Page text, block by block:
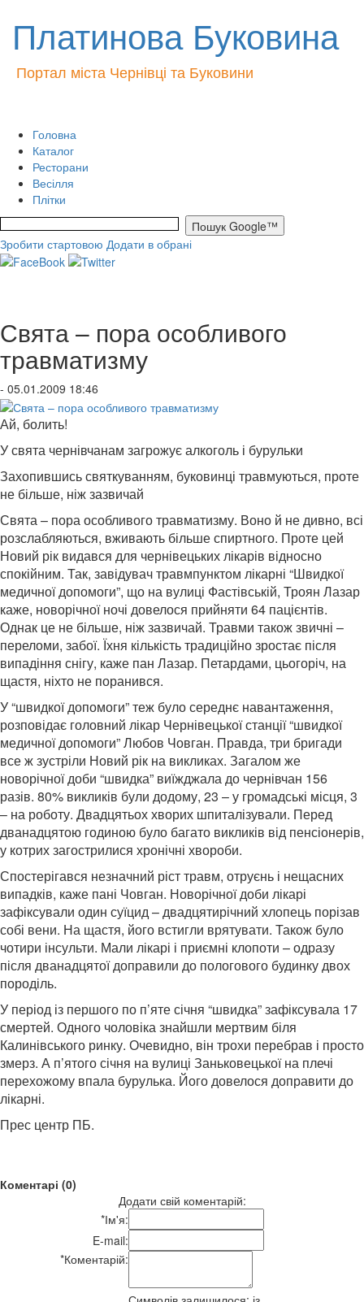
Платинова Буковина
Портал міста Чернівці та Буковини
Головна
Каталог
Ресторани
Весілля
Плітки
Зробити стартовою Додати в обрані
Свята – пора особливого
травматизму
- 05.01.2009 18:46
Ай, болить!
У свята чернівчанам загрожує алкоголь і бурульки
Захопившись святкуванням, буковинці травмуються, проте
не більше, ніж зазвичай
Свята – пора особливого травматизму. Воно й не дивно, всі
розслабляються, вживають більше спиртного. Проте цей
Новий рік видався для чернівецьких лікарів відносно
спокійним. Так, завідувач травмпунктом лікарні “Швидкої
медичної допомоги”, що на вулиці Фастівській, Троян Лазар
каже, новорічної ночі довелося прийняти 64 пацієнтів.
Однак це не більше, ніж зазвичай. Травми також звичні –
переломи, забої. Їхня кількість традиційно зростає після
випадіння снігу, каже пан Лазар. Петардами, цьогоріч, на
щастя, ніхто не поранився.
У “швидкої допомоги” теж було середнє навантаження,
розповідає головний лікар Чернівецької станції “швидкої
медичної допомоги” Любов Човган. Правда, три бригади
все ж зустріли Новий рік на викликах. Загалом же
новорічної доби “швидка” виїжджала до чернівчан 156
разів. 80% викликів були додому, 23 – у громадські місця, 3
– на роботу. Двадцятьох хворих шпиталізували. Перед
дванадцятою годиною було багато викликів від пенсіонерів,
у котрих загострилися хронічні хвороби.
Спостерігався незначний ріст травм, отруєнь і нещасних
випадків, каже пані Човган. Новорічної доби лікарі
зафіксували один суїцид – двадцятирічний хлопець порізав
собі вени. На щастя, його встигли врятувати. Також було
чотири інсульти. Мали лікарі і приємні клопоти – одразу
після дванадцятої доправили до пологового будинку двох
породіль.
У період із першого по п’яте січня “швидка” зафіксувала 17
смертей. Одного чоловіка знайшли мертвим біля
Калинівського ринку. Очевидно, він трохи перебрав і просто
змерз. А п’ятого січня на вулиці Заньковецької на плечі
перехожому впала бурулька. Його довелося доправити до
лікарні.
Прес центр ПБ.
Коментарі (0)
Додати свій коментарій:
*Ім'я:
E-mail:
*Коментарій: